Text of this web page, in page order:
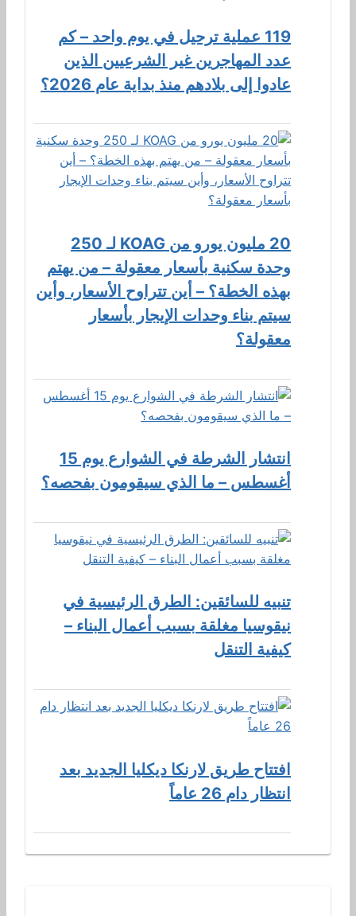
119 عملية ترحيل في يوم واحد – كم
عدد المهاجرين غير الشرعيين الذين
عادوا إلى بلادهم منذ بداية عام 2026؟
20 مليون يورو من KOAG لـ 250
وحدة سكنية بأسعار معقولة – من يهتم
بهذه الخطة؟ – أين تتراوح الأسعار، وأين
سيتم بناء وحدات الإيجار بأسعار
معقولة؟
انتشار الشرطة في الشوارع يوم 15
أغسطس – ما الذي سيقومون بفحصه؟
تنبيه للسائقين: الطرق الرئيسية في
نيقوسيا مغلقة بسبب أعمال البناء –
كيفية التنقل
افتتاح طريق لارنكا ديكليا الجديد بعد
انتظار دام 26 عاماً